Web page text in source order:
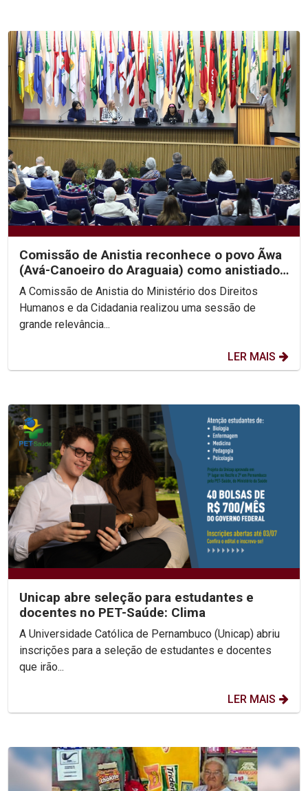
Comissão de Anistia reconhece o povo Ãwa
(Avá-Canoeiro do Araguaia) como anistiado
político coletivo
A Comissão de Anistia do Ministério dos Direitos
Humanos e da Cidadania realizou uma sessão de
grande relevância...
LER MAIS
Unicap abre seleção para estudantes e
docentes no PET-Saúde: Clima
A Universidade Católica de Pernambuco (Unicap) abriu
inscrições para a seleção de estudantes e docentes
que irão...
LER MAIS